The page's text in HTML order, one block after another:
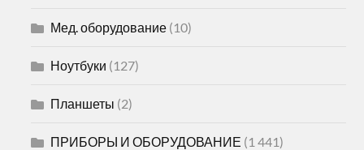
Мед. оборудование (10)
Ноутбуки (127)
Планшеты (2)
ПРИБОРЫ И ОБОРУДОВАНИЕ (1 441)